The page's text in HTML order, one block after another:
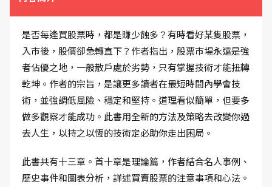
是否每逢買股票時，都是賺少蝕多？有時看好某隻股票，
入市後，股價卻急轉直下？作者指出，股票市場永遠是強
者佔優之地，一般散戶處於劣勢，只有掌握技術才能扭轉
乾坤。作者的宗旨，是讓更多讀者在最短時間內學會技
術，並強調低風險、穩定和堅持。道理看似簡單，但要多
做多觀察才能成功。此書用全新的方法及策略去改變你過
去人生，以持之以恆的技術定必助你走出困局。
此書共有十三章。首十章是理論篇，作者結合名人事例、
歷史事件和圖表分析，詳述買賣股票的注意事項和心法。